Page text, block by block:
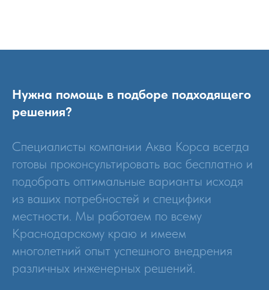
Нужна помощь в подборе подходящего
решения?
Специалисты компании Аква Корса всегда
готовы проконсультировать вас бесплатно и
подобрать оптимальные варианты исходя
из ваших потребностей и специфики
местности. Мы работаем по всему
Краснодарскому краю и имеем
многолетний опыт успешного внедрения
различных инженерных решений.